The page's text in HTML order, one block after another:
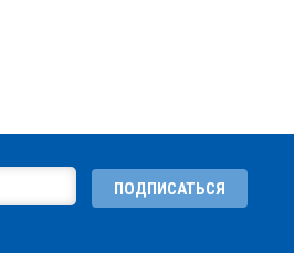
ПОДПИСАТЬСЯ